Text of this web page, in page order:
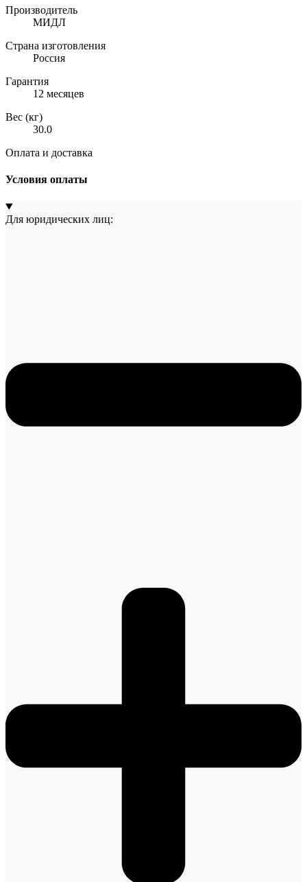
Производитель
МИДЛ
Страна изготовления
Россия
Гарантия
12 месяцев
Вес (кг)
30.0
Оплата и доставка
Условия оплаты
Для юридических лиц: